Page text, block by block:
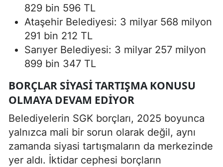
829 bin 596 TL
Ataşehir Belediyesi: 3 milyar 568 milyon
291 bin 212 TL
Sarıyer Belediyesi: 3 milyar 257 milyon
899 bin 347 TL
BORÇLAR SIYASI TARTIŞMA KONUSU
OLMAYA DEVAM EDIYOR
Belediyelerin SGK borçları, 2025 boyunca
yalnızca mali bir sorun olarak değil, aynı
zamanda siyasi tartışmaların da merkezinde
yer aldı. İktidar cephesi borçların